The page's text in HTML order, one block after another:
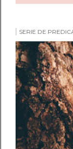
n
t
r
a
d
a
SERIE DE